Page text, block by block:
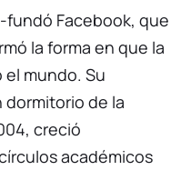
fundó Facebook, que
la forma en que la
mundo. Su
de la
creció
académicos